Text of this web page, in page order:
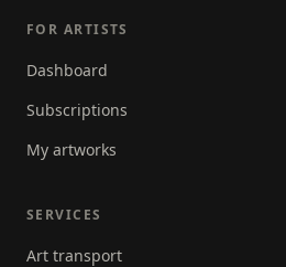
FOR ARTISTS
Dashboard
Subscriptions
My artworks
SERVICES
Art transport